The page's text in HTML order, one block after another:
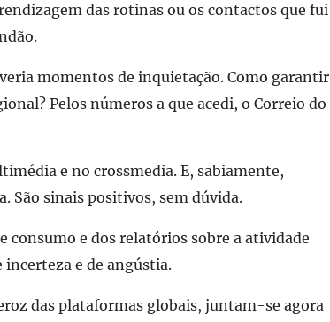
das rotinas ou os contactos que fui
momentos de inquietação. Como garantir
Pelos números a que acedi, o Correio do
e no crossmedia. E, sabiamente,
São sinais positivos, sem dúvida.
consumo e dos relatórios sobre a atividade
incerteza e de angústia.
das plataformas globais, juntam-se agora